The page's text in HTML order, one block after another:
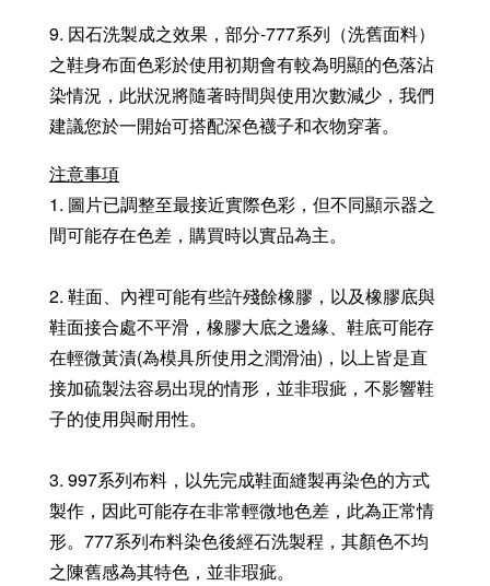
9. 因石洗製成之效果，部分-777系列（洗舊面料）
之鞋身布面色彩於使用初期會有較為明顯的色落沾
染情況，此狀況將隨著時間與使用次數減少，我們
建議您於一開始可搭配深色襪子和衣物穿著。
注意事項
1. 圖片已調整至最接近實際色彩，但不同顯示器之
間可能存在色差，購買時以實品為主。
2. 鞋面、內裡可能有些許殘餘橡膠，以及橡膠底與
鞋面接合處不平滑，橡膠大底之邊緣、鞋底可能存
在輕微黃漬(為模具所使用之潤滑油)，以上皆是直
接加硫製法容易出現的情形，並非瑕疵，不影響鞋
子的使用與耐用性。
3. 997系列布料，以先完成鞋面縫製再染色的方式
製作，因此可能存在非常輕微地色差，此為正常情
形。777系列布料染色後經石洗製程，其顏色不均
之陳舊感為其特色，並非瑕疵。